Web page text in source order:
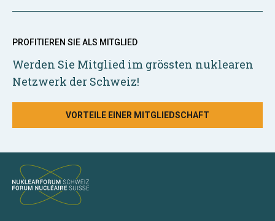
PROFITIEREN SIE ALS MITGLIED
Werden Sie Mitglied im grössten nuklearen
Netzwerk der Schweiz!
VORTEILE EINER MITGLIEDSCHAFT